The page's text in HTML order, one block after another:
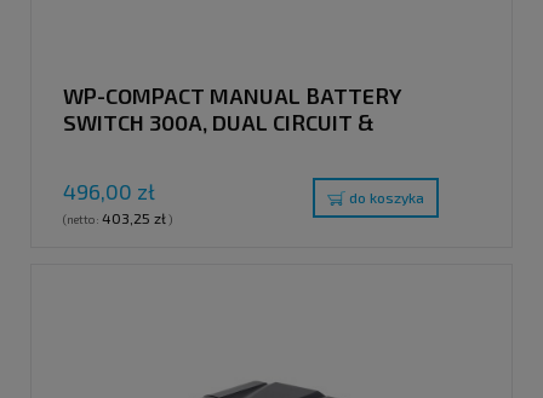
WP-COMPACT MANUAL BATTERY
SWITCH 300A, DUAL CIRCUIT &
496,00 zł
(netto: 403,25 zł)
do koszyka